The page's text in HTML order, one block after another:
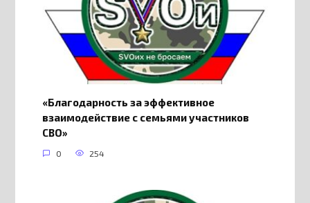
«Благодарность за эффективное
взаимодействие с семьями участников
СВО»
0 254